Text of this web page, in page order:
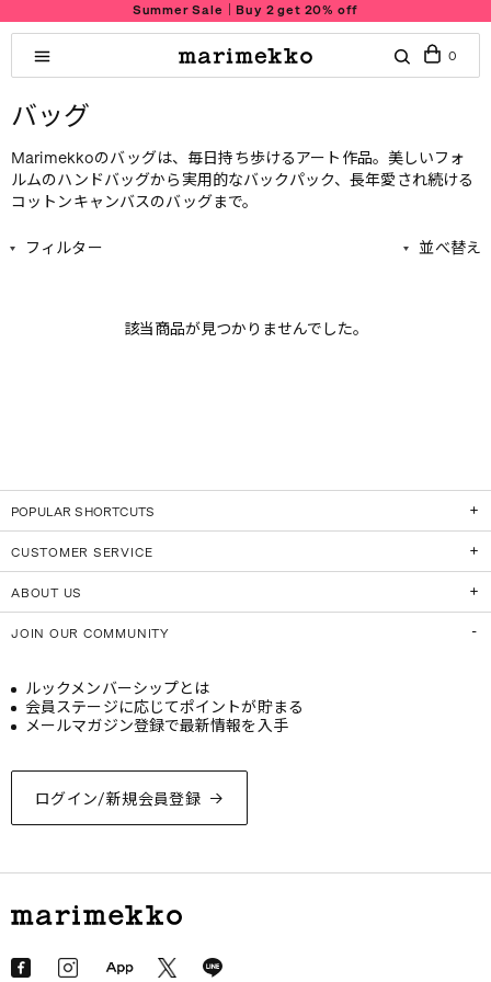
Summer Sale｜Buy 2 get 20% off
0
バッグ
Marimekkoのバッグは、毎日持ち歩けるアート作品。美しいフォ
ルムのハンドバッグから実用的なバックパック、長年愛され続ける
コットンキャンバスのバッグまで。
フィルター 並べ替え
該当商品が見つかりませんでした。
POPULAR SHORTCUTS
CUSTOMER SERVICE
ABOUT US
JOIN OUR COMMUNITY
ログイン/新規会員登録
ルックメンバーシップとは
会員ステージに応じてポイントが貯まる
メールマガジン登録で最新情報を入手